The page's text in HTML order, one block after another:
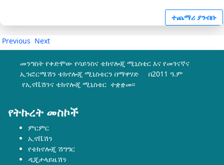
ተጨማሪ ያንብቡ
Previous Next
መንግስት የቀድሞው የሳይንስና ቴክኖሎጂ ሚኒስቴር እና የመገናኛና
ኢንፎርሜሽን ቴክኖሎጂ ሚኒስቴርን በማዋሃድ በ2011 ዓ.ም
የኢኖቬሽንና ቴክኖሎጂ ሚኒስቴር ተቋቋመ፡፡
የትኩረት መስኮች
ምርምር
ኢኖቬሽን
የቴክኖሎጂ ሽግግር
ዲጂታላይዜሽን